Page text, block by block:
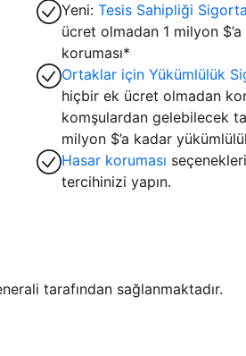
Yeni:Tesis Sahipliği
ücret olmadan 1 milyon
koruması*
Ortaklar için Yükümlülük
hiçbir ek ücret olmadan
komşulardan gelebilecek
milyon $’a kadar
Hasar koruması
tercihinizi yapın.
tarafından sağlanmaktadır.